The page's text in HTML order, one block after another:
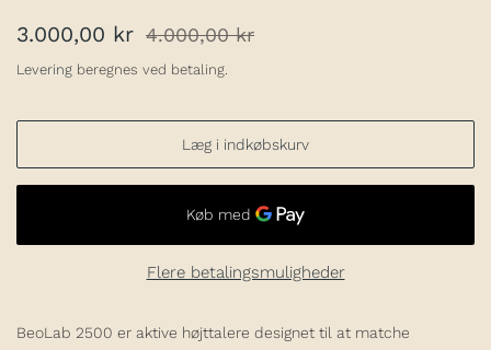
Normalpris
3.000,00 kr Udsalgspris
4.000,00 kr
Levering beregnes ved betaling.
Læg i indkøbskurv
Flere betalingsmuligheder
BeoLab 2500 er aktive højttalere designet til at matche